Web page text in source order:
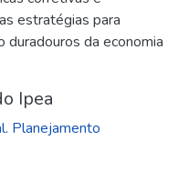
estratégias para
duradouros da economia
Ipea
Planejamento